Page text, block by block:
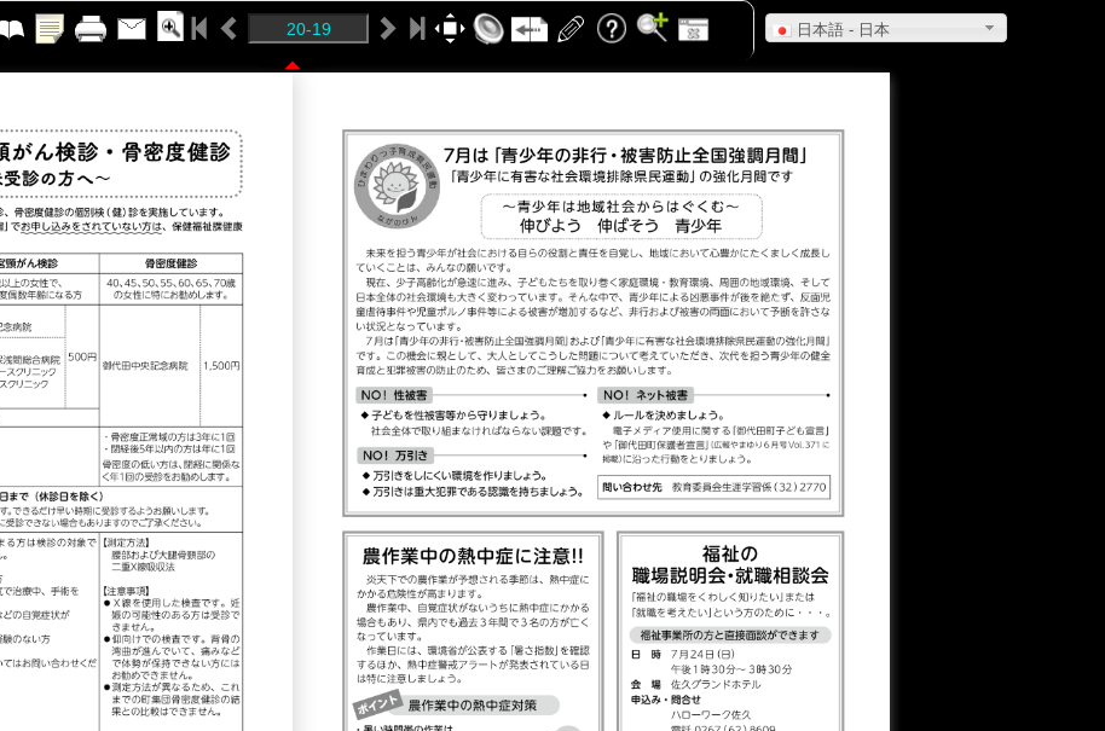
日本語 - 日本